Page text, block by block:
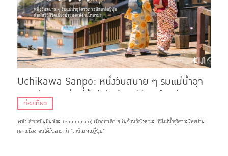
Uchikawa Sanpo: หนึ่งวันสบาย ๆ ริมแม่น้ำอุจิ
คาวะ ‘เวนิสแห่งญี่ปุ่น’ สัมผัสวิถีชีวิตเมืองประมง
แห่ง จ.โทยามะ
ท่องเที่ยว
พาไปสำรวจชินมินาโตะ (Shinminato) เมืองท่าเล็ก ๆ ในจังหวัดโทยามะ ที่มีแม่น้ำอุจิคาวะไหลผ่าน
กลางเมือง จนได้รับฉายาว่า “เวนิสแห่งญี่ปุ่น”